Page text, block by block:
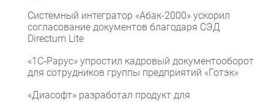
Системный интегратор «Абак-2000» ускорил
согласование документов благодаря СЭД
Directum Lite
«1С‑Рарус» упростил кадровый документооборот
для сотрудников группы предприятий «Готэк»
«Диасофт» разработал продукт для